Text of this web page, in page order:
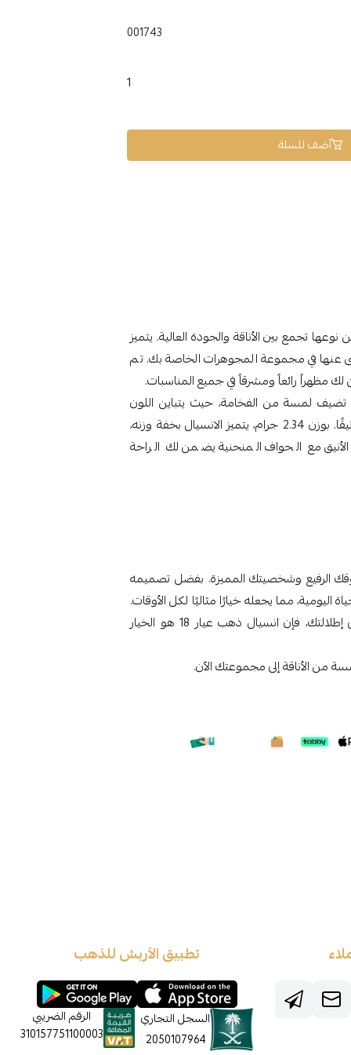
001743
1
أضف للسلة
قطعة فريدة من نوعها تجمع بين الأناقة والجودة العالية. يتميز
عنها في مجموعة المجوهرات الخاصة بك. تم
لمسة من الفخامة، حيث يتباين اللون
الذهبي مع لمسات فضية، مما يمنحك مظهراً عصريًا وأنيقًا. بوزن 2.34 جرام، يتميز الانسيال بخفة وزنه،
مع الحواف المنحنية يضمن لك الراحة
الرفيع وشخصيتك المميزة. بفضل تصميمه
اليومية، مما يجعله خيارًا مثاليًا لكل الأوقات.
إذا كنت تبحث عن قطعة تضيف لمسة من الفخامة إلى إطلالتك، فإن انسيال ذهب عيار 18 هو الخيار
من الأناقة إلى مجموعتك الآن.
تطبيق الأربش للذهب
السجل التجاري
2050107964
الرقم الضريبي
310157751100003